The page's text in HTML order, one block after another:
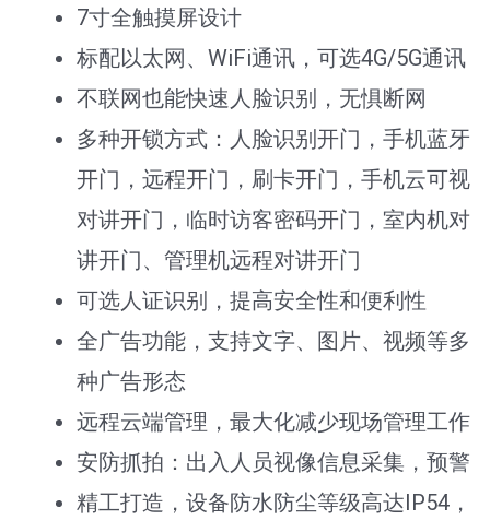
7寸全触摸屏设计
标配以太网、WiFi通讯，可选4G/5G通讯
不联网也能快速人脸识别，无惧断网
多种开锁方式：人脸识别开门，手机蓝牙
开门，远程开门，刷卡开门，手机云可视
对讲开门，临时访客密码开门，室内机对
讲开门、管理机远程对讲开门
可选人证识别，提高安全性和便利性
全广告功能，支持文字、图片、视频等多
种广告形态
远程云端管理，最大化减少现场管理工作
安防抓拍：出入人员视像信息采集，预警
精工打造，设备防水防尘等级高达IP54，